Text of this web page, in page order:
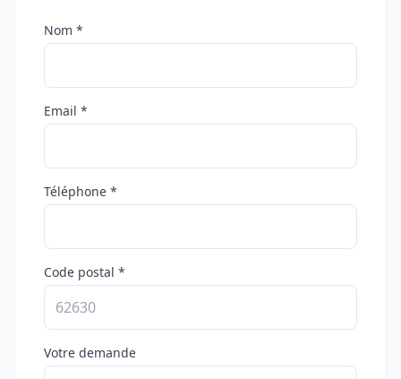
Nom *
Email *
Téléphone *
Code postal *
Votre demande